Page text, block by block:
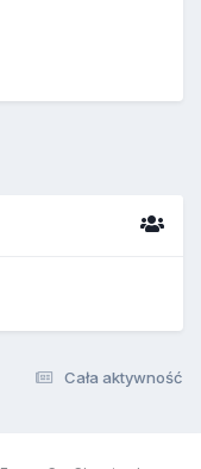
Cała aktywność